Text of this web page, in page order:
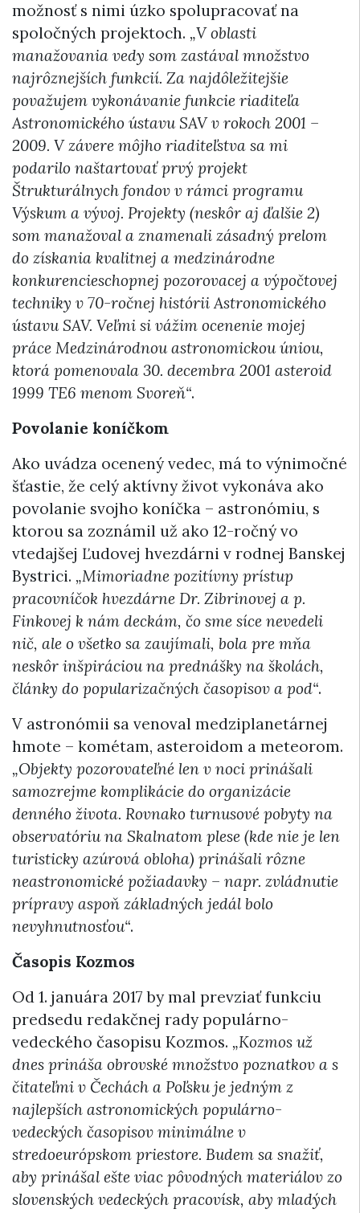
možnosť s nimi úzko spolupracovať na
spoločných projektoch. „V oblasti
manažovania vedy som zastával množstvo
najrôznejších funkcií. Za najdôležitejšie
považujem vykonávanie funkcie riaditeľa
Astronomického ústavu SAV v rokoch 2001 –
2009. V závere môjho riaditeľstva sa mi
podarilo naštartovať prvý projekt
Štrukturálnych fondov v rámci programu
Výskum a vývoj. Projekty (neskôr aj ďalšie 2)
som manažoval a znamenali zásadný prelom
do získania kvalitnej a medzinárodne
konkurencieschopnej pozorovacej a výpočtovej
techniky v 70-ročnej histórii Astronomického
ústavu SAV. Veľmi si vážim ocenenie mojej
práce Medzinárodnou astronomickou úniou,
ktorá pomenovala 30. decembra 2001 asteroid
1999 TE6 menom Svoreň“.
Povolanie koníčkom
Ako uvádza ocenený vedec, má to výnimočné
šťastie, že celý aktívny život vykonáva ako
povolanie svojho koníčka – astronómiu, s
ktorou sa zoznámil už ako 12-ročný vo
vtedajšej Ľudovej hvezdárni v rodnej Banskej
Bystrici. „Mimoriadne pozitívny prístup
pracovníčok hvezdárne Dr. Zibrinovej a p.
Finkovej k nám deckám, čo sme síce nevedeli
nič, ale o všetko sa zaujímali, bola pre mňa
neskôr inšpiráciou na prednášky na školách,
články do popularizačných časopisov a pod“.
V astronómii sa venoval medziplanetárnej
hmote – kométam, asteroidom a meteorom.
„Objekty pozorovateľné len v noci prinášali
samozrejme komplikácie do organizácie
denného života. Rovnako turnusové pobyty na
observatóriu na Skalnatom plese (kde nie je len
turisticky azúrová obloha) prinášali rôzne
neastronomické požiadavky – napr. zvládnutie
prípravy aspoň základných jedál bolo
nevyhnutnosťou“.
Časopis Kozmos
Od 1. januára 2017 by mal prevziať funkciu
predsedu redakčnej rady populárno-
vedeckého časopisu Kozmos. „Kozmos už
dnes prináša obrovské množstvo poznatkov a s
čitateľmi v Čechách a Poľsku je jedným z
najlepších astronomických populárno-
vedeckých časopisov minimálne v
stredoeurópskom priestore. Budem sa snažiť,
aby prinášal ešte viac pôvodných materiálov zo
slovenských vedeckých pracovísk, aby mladých